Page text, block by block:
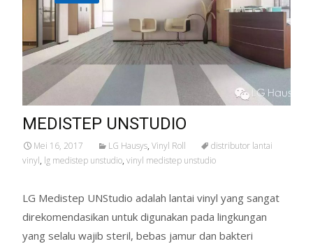
MEDISTEP UNSTUDIO
Mei 16, 2017 LG Hausys, Vinyl Roll
distributor lantai
vinyl, lg medistep unstudio, vinyl medistep unstudio
LG Medistep UNStudio adalah lantai vinyl yang sangat
direkomendasikan untuk digunakan pada lingkungan
yang selalu wajib steril, bebas jamur dan bakteri